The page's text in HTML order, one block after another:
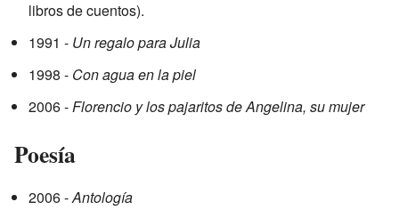
libros de cuentos).
1991 - Un regalo para Julia
1998 - Con agua en la piel
2006 -Florencio y los pajaritos de Angelina, su mujer
Poesía
2006 -Antología